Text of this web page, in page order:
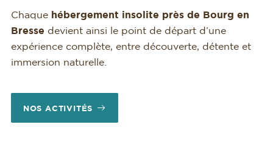
Chaque hébergement insolite près de Bourg en
Bresse devient ainsi le point de départ d’une
expérience complète, entre découverte, détente et
immersion naturelle.
NOS ACTIVITÉS